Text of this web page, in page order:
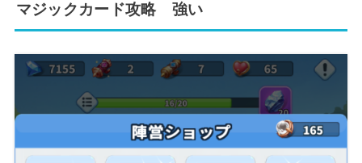
マジックカード攻略 強い